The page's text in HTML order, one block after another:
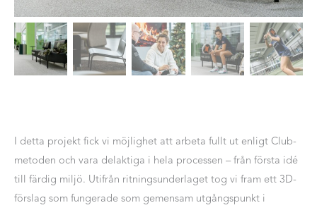
I detta projekt fick vi möjlighet att arbeta fullt ut enligt Club-
metoden och vara delaktiga i hela processen – från första idé
till färdig miljö. Utifrån ritningsunderlaget tog vi fram ett 3D-
förslag som fungerade som gemensam utgångspunkt i